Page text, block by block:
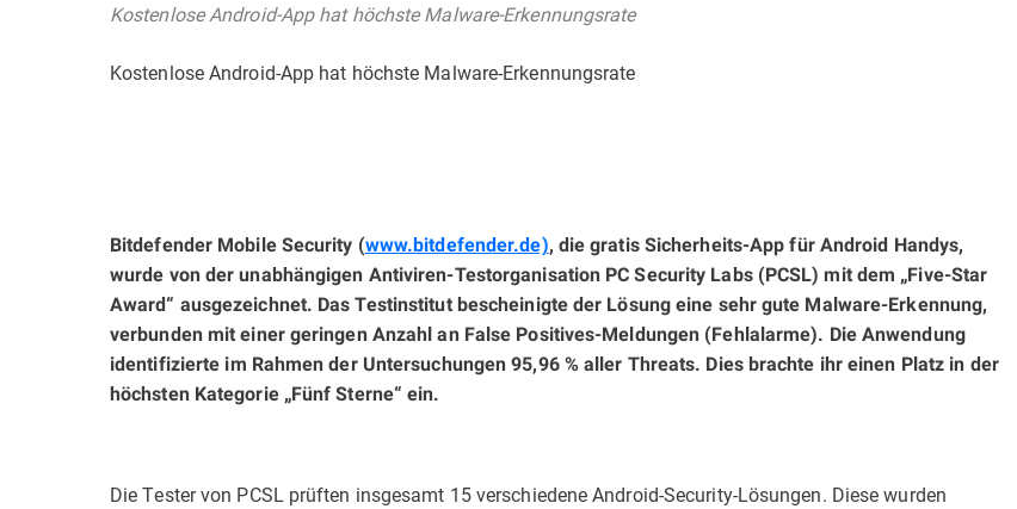
Kostenlose Android-App hat höchste Malware-Erkennungsrate
Kostenlose Android-App hat höchste Malware-Erkennungsrate
Bitdefender Mobile Security (www.bitdefender.de), die gratis Sicherheits-App für Android Handys,
wurde von der unabhängigen Antiviren-Testorganisation PC Security Labs (PCSL) mit dem „Five-Star
Award“ ausgezeichnet. Das Testinstitut bescheinigte der Lösung eine sehr gute Malware-Erkennung,
verbunden mit einer geringen Anzahl an False Positives-Meldungen (Fehlalarme). Die Anwendung
identifizierte im Rahmen der Untersuchungen 95,96 % aller Threats. Dies brachte ihr einen Platz in der
höchsten Kategorie „Fünf Sterne“ ein.
Die Tester von PCSL prüften insgesamt 15 verschiedene Android-Security-Lösungen. Diese wurden